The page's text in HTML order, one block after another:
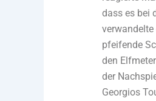
dass es bei
pfeifende
den
der
Georgios